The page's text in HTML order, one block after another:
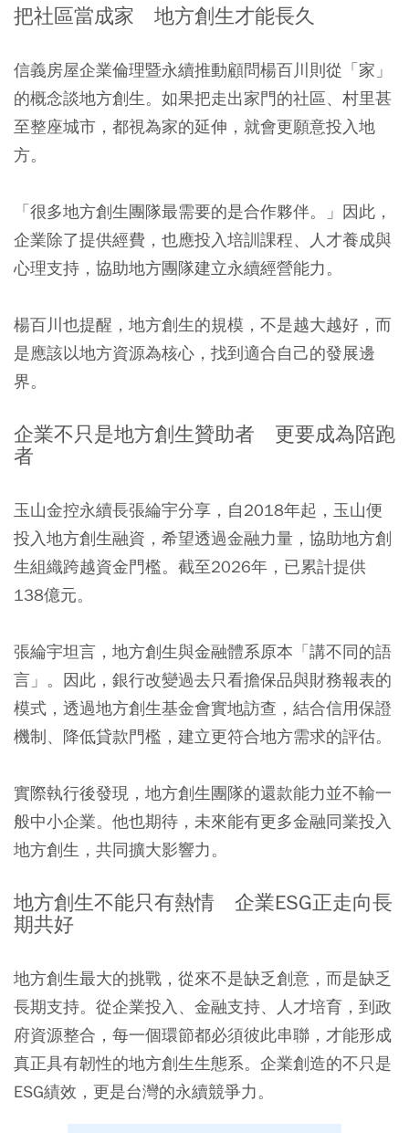
把社區當成家 地方創生才能長久
信義房屋企業倫理暨永續推動顧問楊百川則從「家」
的概念談地方創生。如果把走出家門的社區、村里甚
至整座城市，都視為家的延伸，就會更願意投入地
方。
「很多地方創生團隊最需要的是合作夥伴。」因此，
企業除了提供經費，也應投入培訓課程、人才養成與
心理支持，協助地方團隊建立永續經營能力。
楊百川也提醒，地方創生的規模，不是越大越好，而
是應該以地方資源為核心，找到適合自己的發展邊
界。
企業不只是地方創生贊助者 更要成為陪跑
者
玉山金控永續長張綸宇分享，自2018年起，玉山便
投入地方創生融資，希望透過金融力量，協助地方創
生組織跨越資金門檻。截至2026年，已累計提供
138億元。
張綸宇坦言，地方創生與金融體系原本「講不同的語
言」。因此，銀行改變過去只看擔保品與財務報表的
模式，透過地方創生基金會實地訪查，結合信用保證
機制、降低貸款門檻，建立更符合地方需求的評估。
實際執行後發現，地方創生團隊的還款能力並不輸一
般中小企業。他也期待，未來能有更多金融同業投入
地方創生，共同擴大影響力。
地方創生不能只有熱情 企業ESG正走向長
期共好
地方創生最大的挑戰，從來不是缺乏創意，而是缺乏
長期支持。從企業投入、金融支持、人才培育，到政
府資源整合，每一個環節都必須彼此串聯，才能形成
真正具有韌性的地方創生生態系。企業創造的不只是
ESG績效，更是台灣的永續競爭力。